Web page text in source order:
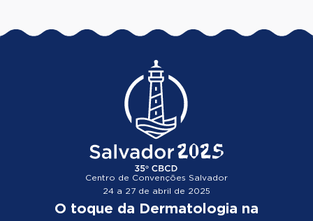
Centro de Convenções Salvador
24 a 27 de abril de 2025
O toque da Dermatologia na